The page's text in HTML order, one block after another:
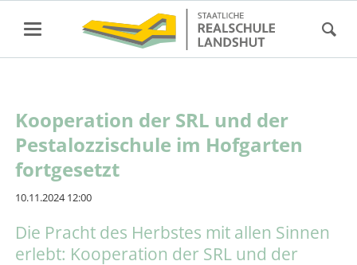
Kooperation der SRL und der
Pestalozzischule im Hofgarten
fortgesetzt
10.11.2024 12:00
Die Pracht des Herbstes mit allen Sinnen
erlebt: Kooperation der SRL und der